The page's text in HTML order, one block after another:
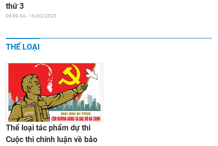
thứ 3
09:50 SA - 16/02/2023
THỂ LOẠI
Thể loại tác phẩm dự thi
Cuộc thi chính luận về bảo